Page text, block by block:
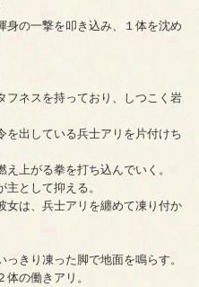
の一撃を叩き込み、１体を沈め
ネスを持っており、しつこく岩
を出している兵士アリを片付けち
上がる拳を打ち込んでいく。
として抑える。
は、兵士アリを纏めて凍り付か
きり凍った脚で地面を鳴らす。
の働きアリ。